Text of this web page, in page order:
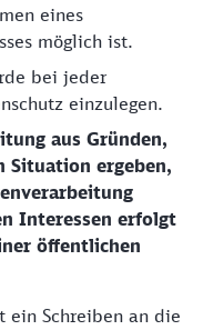
eines
möglich ist.
bei jeder
einzulegen.
aus Gründen,
Situation ergeben,
Interessen erfolgt
öffentlichen
ein Schreiben an die